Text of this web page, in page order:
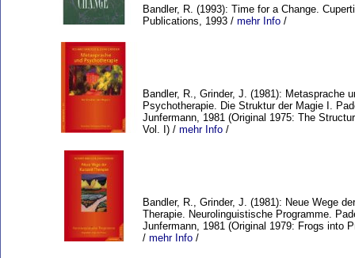
Bandler, R. (1993): Time for a Change.
Publications, 1993 / mehr Info /
Bandler, R., Grinder, J. (1981): Metasprache
Psychotherapie. Die Struktur der Magie I.
Junfermann, 1981 (Original 1975: The
Vol. I) / mehr Info /
Bandler, R., Grinder, J. (1981): Neue Wege
Therapie. Neurolinguistische Programme.
Junfermann, 1981 (Original 1979: Frogs into
/ mehr Info /